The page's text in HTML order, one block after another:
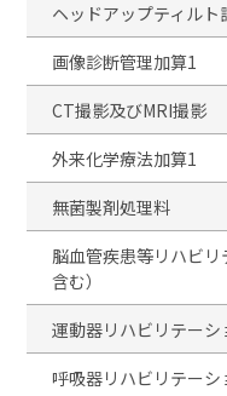
ヘッドアップティルト
画像診断管理加算1
CT撮影及びMRI撮影
外来化学療法加算1
無菌製剤処理料
脳血管疾患等リハビ
含む）
運動器リハビリテーシ
呼吸器リハビリテーシ